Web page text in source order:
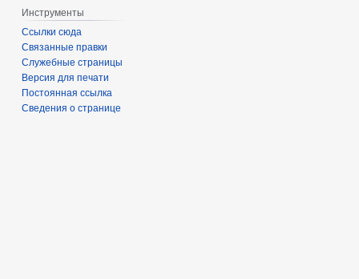
Инструменты
Ссылки сюда
Связанные правки
Служебные страницы
Версия для печати
Постоянная ссылка
Сведения о странице